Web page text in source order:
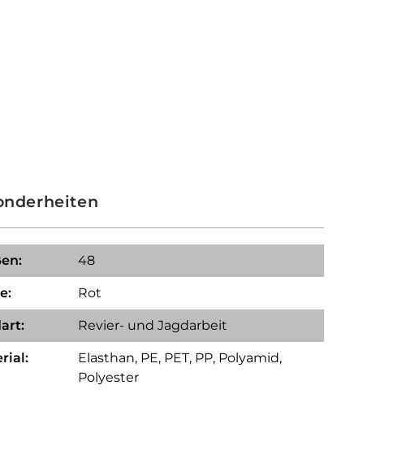
48
Rot
Revier- und Jagdarbeit
Elasthan, PE, PET, PP, Polyamid,
Polyester